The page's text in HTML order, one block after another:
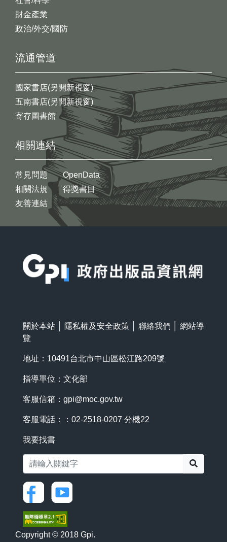
財金產業
政治/外交/國防
流通管道
國家書店(另開新視窗)
五南書店(另開新視窗)
寄存圖書館
相關連結
常見問題
相關法規
友善連結
OpenData
得獎書目
關於本站 隱私權及安全政策 聯絡我們
網站導
覽
地址：10491台北市中山區松江路209號
指導單位：文化部
客服信箱： gpi@moc.gov.tw
客服電話：：02-2518-0207 分機22
我要找書
Copyright © 2018 Gpi.